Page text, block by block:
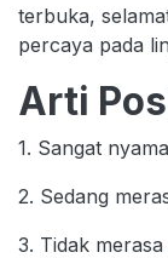
terbuka,
percaya pada
Arti
1. Sangat
2. Sedang
3. Tidak